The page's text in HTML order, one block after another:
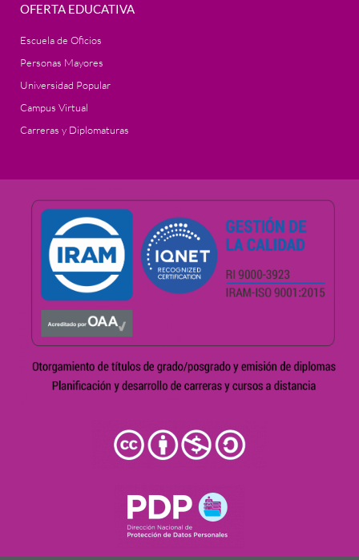
OFERTA EDUCATIVA
Escuela de Oficios
Personas Mayores
Universidad Popular
Campus Virtual
Carreras y Diplomaturas